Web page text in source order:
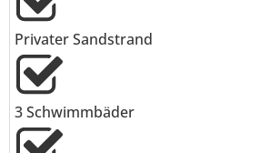
Privater Sandstrand
3 Schwimmbäder